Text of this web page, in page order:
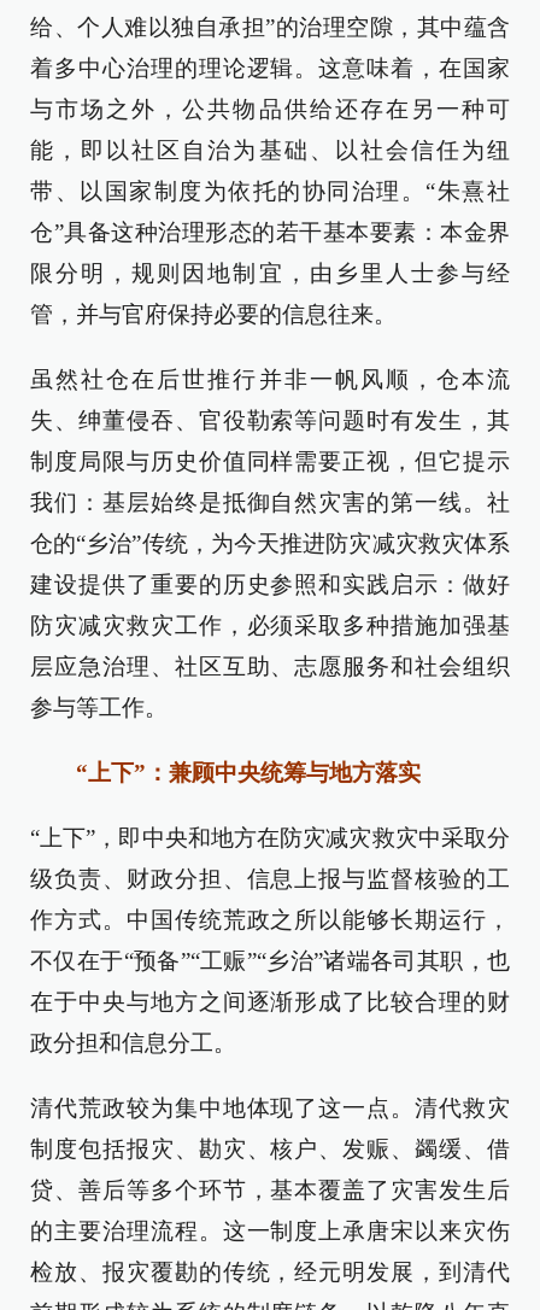
给、个人难以独自承担”的治理空隙，其中蕴含
着多中心治理的理论逻辑。这意味着，在国家
与市场之外，公共物品供给还存在另一种可
能，即以社区自治为基础、以社会信任为纽
带、以国家制度为依托的协同治理。“朱熹社
仓”具备这种治理形态的若干基本要素：本金界
限分明，规则因地制宜，由乡里人士参与经
管，并与官府保持必要的信息往来。
虽然社仓在后世推行并非一帆风顺，仓本流
失、绅董侵吞、官役勒索等问题时有发生，其
制度局限与历史价值同样需要正视，但它提示
我们：基层始终是抵御自然灾害的第一线。社
仓的“乡治”传统，为今天推进防灾减灾救灾体系
建设提供了重要的历史参照和实践启示：做好
防灾减灾救灾工作，必须采取多种措施加强基
层应急治理、社区互助、志愿服务和社会组织
参与等工作。
“上下”：兼顾中央统筹与地方落实
“上下”，即中央和地方在防灾减灾救灾中采取分
级负责、财政分担、信息上报与监督核验的工
作方式。中国传统荒政之所以能够长期运行，
不仅在于“预备”“工赈”“乡治”诸端各司其职，也
在于中央与地方之间逐渐形成了比较合理的财
政分担和信息分工。
清代荒政较为集中地体现了这一点。清代救灾
制度包括报灾、勘灾、核户、发赈、蠲缓、借
贷、善后等多个环节，基本覆盖了灾害发生后
的主要治理流程。这一制度上承唐宋以来灾伤
检放、报灾覆勘的传统，经元明发展，到清代